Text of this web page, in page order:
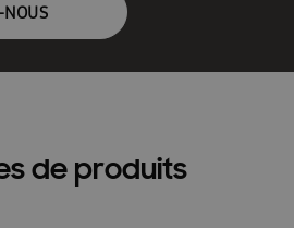
NOUS
de produits